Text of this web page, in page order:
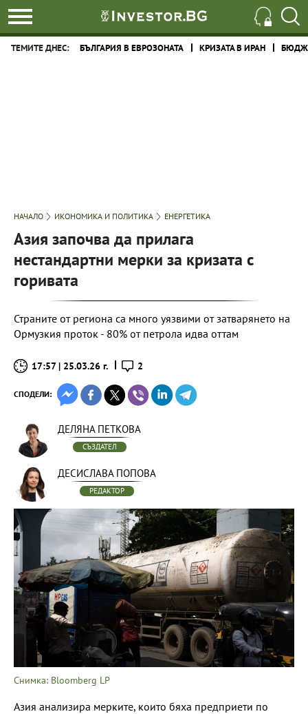
ТЕМИТЕ ДНЕС: БЪЛГАРИЯ В ЕВРОЗОНАТА КРИЗАТА В ИРАН
НАЧАЛО ИКОНОМИКА И ПОЛИТИКА ЕНЕРГЕТИКА
Азия започва да прилага
нестандартни мерки за кризата с
горивата
Страните от региона са много уязвими от затварянето на
Ормузкия проток - 80% от петрола идва оттам
17:57 | 25.03.26 г. 2
СПОДЕЛИ:
ДЕЛЯНА ПЕТКОВА
СЪЗДАТЕЛ
ДЕСИСЛАВА ПОПОВА
РЕДАКТОР
Снимка: Bloomberg LP
Азия анализира мерките, които бяха предприети по